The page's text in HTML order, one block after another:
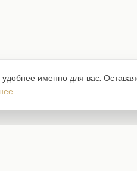
именно для вас.